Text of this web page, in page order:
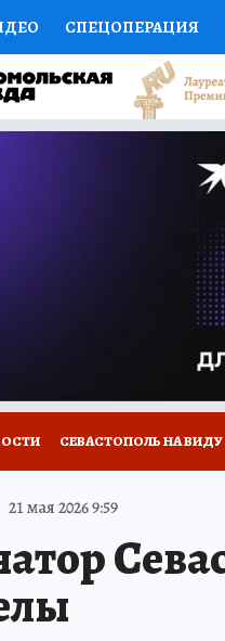
СПЕЦОПЕРАЦИЯ
НАУКА СПОРТ
ДОКТОР
ПРОГНОЗЫ НА
СЕВАСТОПОЛЬ НА ВИДУ
РОССИЯ
21 мая 2026 9:59